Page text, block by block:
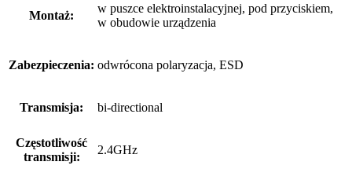
Montaż:
w puszce elektroinstalacyjnej, pod przyciskiem,
w obudowie urządzenia
Zabezpieczenia: odwrócona polaryzacja, ESD
Transmisja: bi-directional
Częstotliwość
transmisji:
2.4GHz